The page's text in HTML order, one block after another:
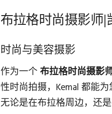
布拉格时尚摄影师|
时尚与美容摄影
作为一个布拉格时尚摄影
性时尚拍摄，Kemal 都能
无论是在布拉格周边，还